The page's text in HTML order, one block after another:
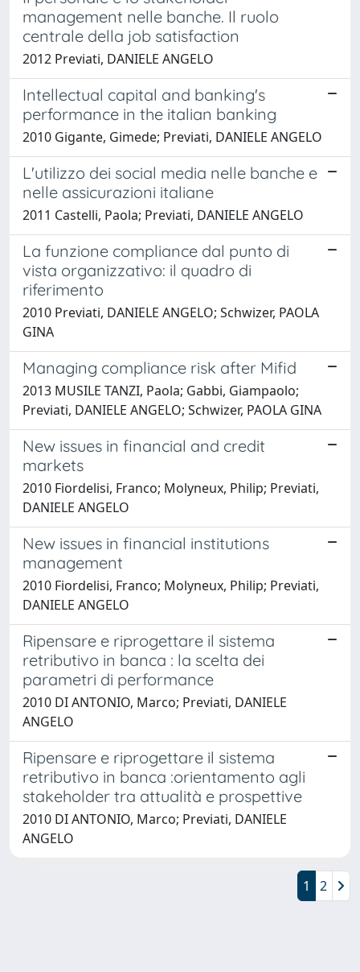
management nelle banche. Il ruolo
centrale della job satisfaction
2012 Previati, DANIELE ANGELO
Intellectual capital and banking's
performance in the italian banking
2010 Gigante, Gimede; Previati, DANIELE ANGELO
L'utilizzo dei social media nelle banche e
nelle assicurazioni italiane
2011 Castelli, Paola; Previati, DANIELE ANGELO
La funzione compliance dal punto di
vista organizzativo: il quadro di
riferimento
2010 Previati, DANIELE ANGELO; Schwizer, PAOLA
GINA
Managing compliance risk after Mifid
2013 MUSILE TANZI, Paola; Gabbi, Giampaolo;
Previati, DANIELE ANGELO; Schwizer, PAOLA GINA
New issues in financial and credit
markets
2010 Fiordelisi, Franco; Molyneux, Philip; Previati,
DANIELE ANGELO
New issues in financial institutions
management
2010 Fiordelisi, Franco; Molyneux, Philip; Previati,
DANIELE ANGELO
Ripensare e riprogettare il sistema
retributivo in banca : la scelta dei
parametri di performance
2010 DI ANTONIO, Marco; Previati, DANIELE
ANGELO
Ripensare e riprogettare il sistema
retributivo in banca :orientamento agli
stakeholder tra attualità e prospettive
2010 DI ANTONIO, Marco; Previati, DANIELE
ANGELO
1 2